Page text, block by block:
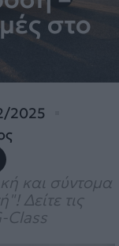
στο
2025
και σύντομα
Δείτε τις
Class